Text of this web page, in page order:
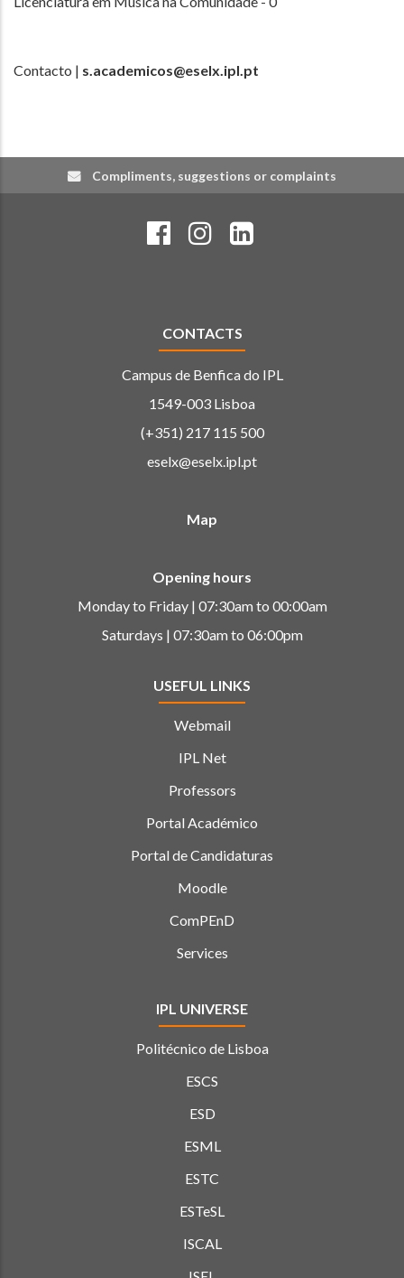
Contacto | s.academicos@eselx.ipl.pt
Compliments, suggestions or complaints
CONTACTS
Campus de Benfica do IPL
1549-003 Lisboa
(+351) 217 115 500
eselx@eselx.ipl.pt
Map
Opening hours
Monday to Friday | 07:30am to 00:00am
Saturdays | 07:30am to 06:00pm
USEFUL LINKS
Webmail
IPL Net
Professors
Portal Académico
Portal de Candidaturas
Moodle
ComPEnD
Services
IPL UNIVERSE
Politécnico de Lisboa
ESCS
ESD
ESML
ESTC
ESTeSL
ISCAL